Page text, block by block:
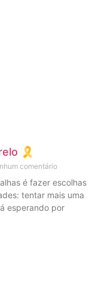
🎗️
comentário
é fazer escolhas
tentar mais uma
esperando por